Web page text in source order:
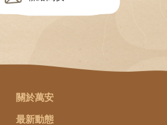
關於萬安
最新動態